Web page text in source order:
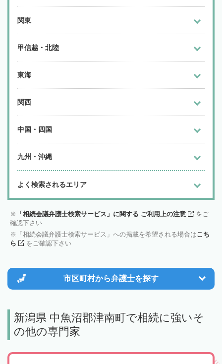
関東
甲信越・北陸
東海
関西
中国・四国
九州・沖縄
よく検索されるエリア
「相続会議弁護士検索サービス」に関する ご利用上の注意
をご
確認下さい
「相続会議弁護士検索サービス」への掲載を希望される場合はこち
ら
をご確認下さい
市区町村から弁護士を探す
新潟県 中魚沼郡津南町で相続に強いそ
の他の専門家